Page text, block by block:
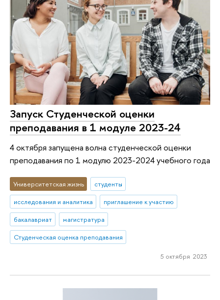
Запуск Студенческой оценки
преподавания в 1 модуле 2023-24
4 октября запущена волна студенческой оценки
преподавания по 1 модулю 2023-2024 учебного года
Университетская жизнь
студенты
исследования и аналитика
приглашение к участию
бакалавриат
магистратура
Студенческая оценка преподавания
5 октября 2023